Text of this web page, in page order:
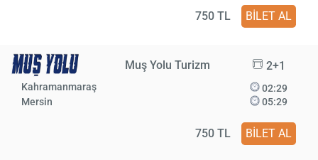
750 TL BİLET AL
Muş Yolu Turizm 2+1
Kahramanmaraş
Mersin
02:29
05:29
750 TL BİLET AL